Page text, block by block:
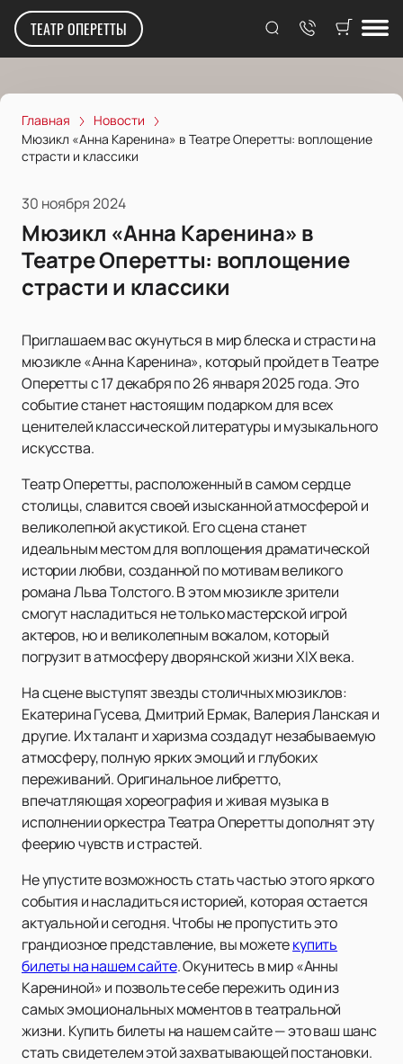
ТЕАТР ОПЕРЕТТЫ
Главная
Новости
Мюзикл «Анна Каренина» в Театре Оперетты: воплощение
страсти и классики
30 ноября 2024
Мюзикл «Анна Каренина» в
Театре Оперетты: воплощение
страсти и классики
Приглашаем вас окунуться в мир блеска и страсти на
мюзикле «Анна Каренина», который пройдет в Театре
Оперетты с 17 декабря по 26 января 2025 года. Это
событие станет настоящим подарком для всех
ценителей классической литературы и музыкального
искусства.
Театр Оперетты, расположенный в самом сердце
столицы, славится своей изысканной атмосферой и
великолепной акустикой. Его сцена станет
идеальным местом для воплощения драматической
истории любви, созданной по мотивам великого
романа Льва Толстого. В этом мюзикле зрители
смогут насладиться не только мастерской игрой
актеров, но и великолепным вокалом, который
погрузит в атмосферу дворянской жизни XIX века.
На сцене выступят звезды столичных мюзиклов:
Екатерина Гусева, Дмитрий Ермак, Валерия Ланская и
другие. Их талант и харизма создадут незабываемую
атмосферу, полную ярких эмоций и глубоких
переживаний. Оригинальное либретто,
впечатляющая хореография и живая музыка в
исполнении оркестра Театра Оперетты дополнят эту
феерию чувств и страстей.
Не упустите возможность стать частью этого яркого
события и насладиться историей, которая остается
актуальной и сегодня. Чтобы не пропустить это
грандиозное представление, вы можетекупить
билеты на нашем сайте. Окунитесь в мир «Анны
Карениной» и позвольте себе пережить один из
самых эмоциональных моментов в театральной
жизни. Купить билеты на нашем сайте — это ваш шанс
стать свидетелем этой захватывающей постановки.